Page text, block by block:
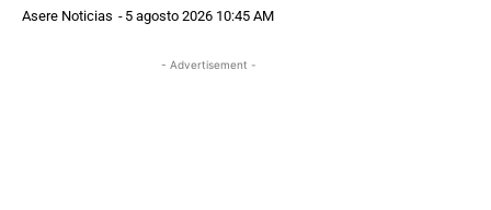
Asere Noticias - 5 agosto 2026 10:45 AM
- Advertisement -